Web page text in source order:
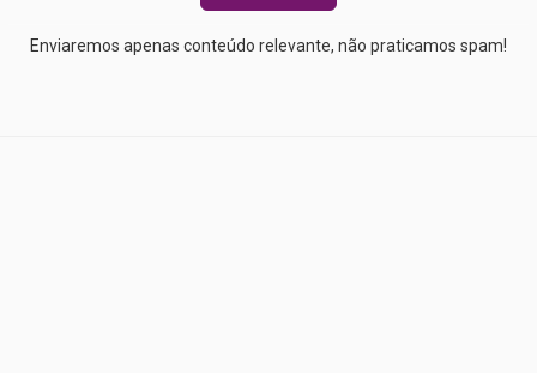
Enviaremos apenas conteúdo relevante, não praticamos spam!